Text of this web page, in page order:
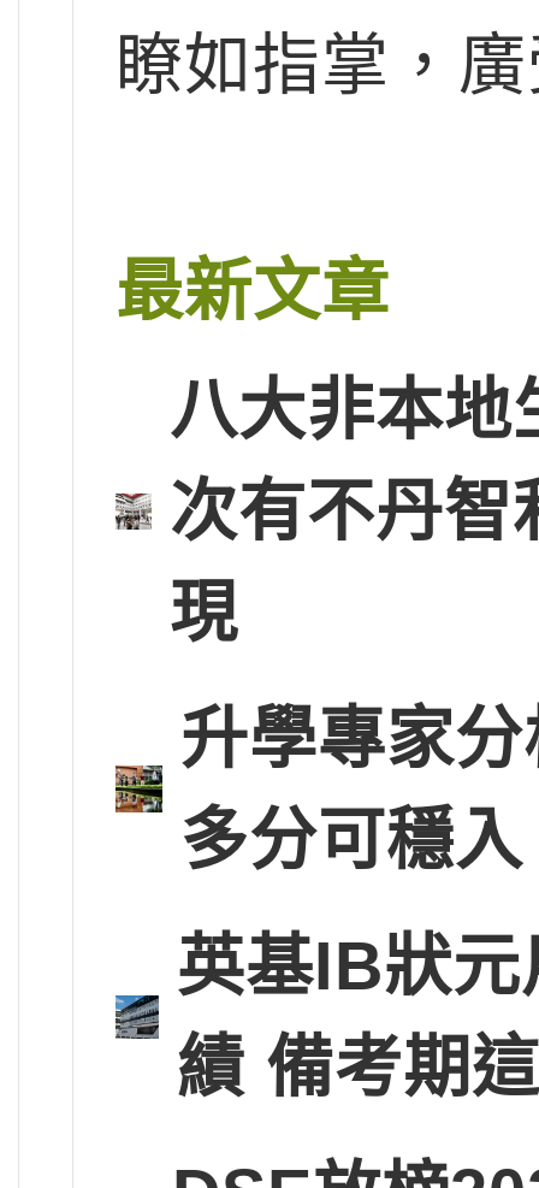
瞭如指掌，
最新文章
八大非本地
次有不丹智
現
升學專家
多分可穩
英基IB狀
績 備考期